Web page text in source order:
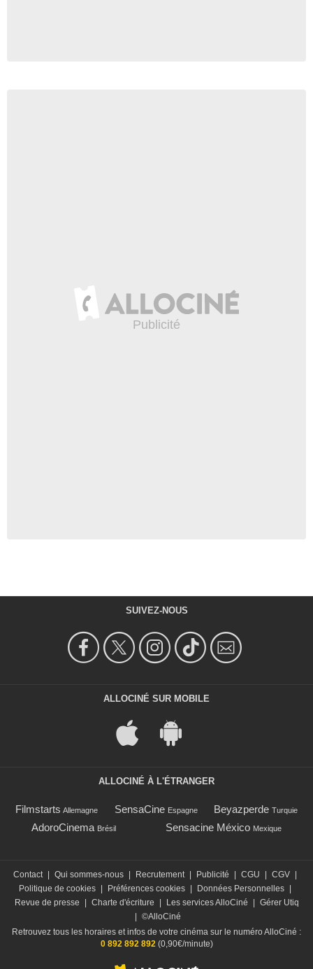
SUIVEZ-NOUS
ALLOCINÉ SUR MOBILE
ALLOCINÉ À L'ÉTRANGER
Filmstarts Allemagne SensaCine Espagne Beyazperde Turquie
AdoroCinema Brésil Sensacine México Mexique
Contact Qui sommes-nous Recrutement Publicité CGU CGV
Politique de cookies
Préférences cookies Données Personnelles
Revue de presse
Charte d'écriture Les services AlloCiné
Gérer Utiq
©AlloCiné
Retrouvez tous les horaires et infos de votre cinéma sur le numéro AlloCiné :
0 892 892 892(0,90€/minute)